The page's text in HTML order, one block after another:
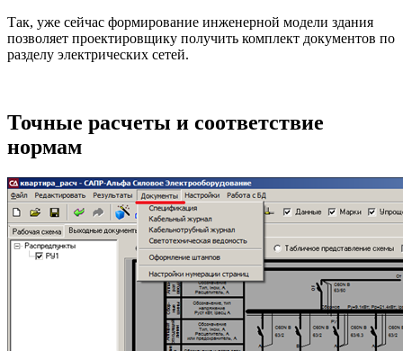
Так, уже сейчас формирование инженерной модели здания
позволяет проектировщику получить комплект документов по
разделу электрических сетей.
Точные расчеты и соответствие
нормам